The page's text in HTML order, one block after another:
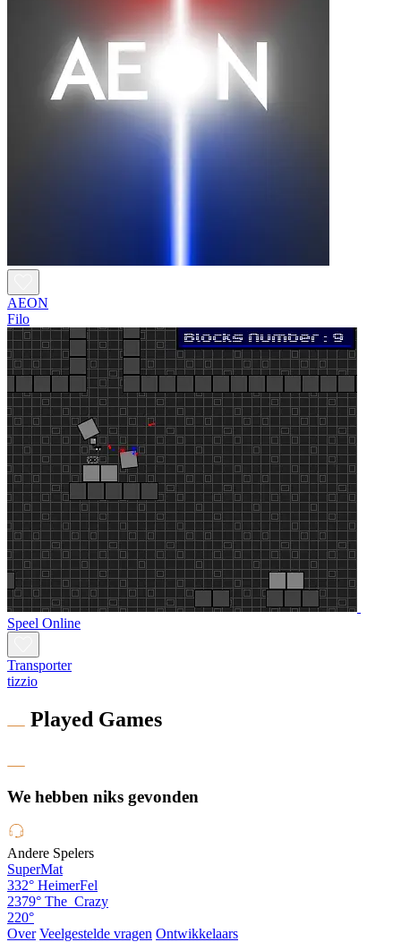
AEON
Filo
Speel Online
Transporter
tizzio
Played Games
We hebben niks gevonden
Andere Spelers
SuperMat
332° HeimerFel
2379° The_Crazy
220°
Over Veelgestelde vragen Ontwikkelaars